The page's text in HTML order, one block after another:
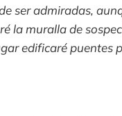
ser admiradas,
la muralla de
edificaré puentes